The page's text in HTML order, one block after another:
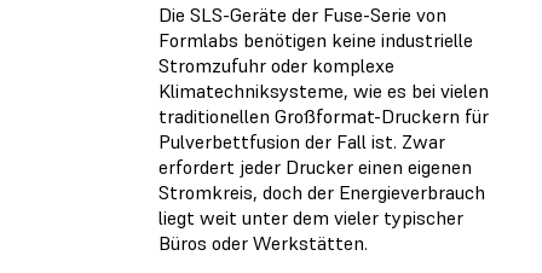
Die SLS-Geräte der Fuse-Serie von
Formlabs benötigen keine industrielle
Stromzufuhr oder komplexe
Klimatechniksysteme, wie es bei vielen
traditionellen Großformat-Druckern für
Pulverbettfusion der Fall ist. Zwar
erfordert jeder Drucker einen eigenen
Stromkreis, doch der Energieverbrauch
liegt weit unter dem vieler typischer
Büros oder Werkstätten.